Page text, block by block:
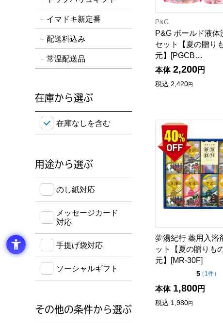
P&G
P&G ボールド液体
セット【夏の贈り
元】[PGCB…
本体 2,200円
税込 2,420円
夢湯紀行 薬用入
夢湯紀行 薬用入浴
ット【夏の贈りも
元】[MR-30F]
5点（5
（ 1件の評
）
本体 1,800円
税込 1,980円
イマドキ新定番
配送料込み
常温配送品
在庫から選ぶ
在庫のない商品を含めて検索することができます。
在庫なしを含む
用途から選ぶ
のし紙・メッセージカード・手提げ袋に対応してい
のし紙対応
メッセージカード
対応
手提げ袋対応
ソーシャルギフト
その他の条件から選ぶ